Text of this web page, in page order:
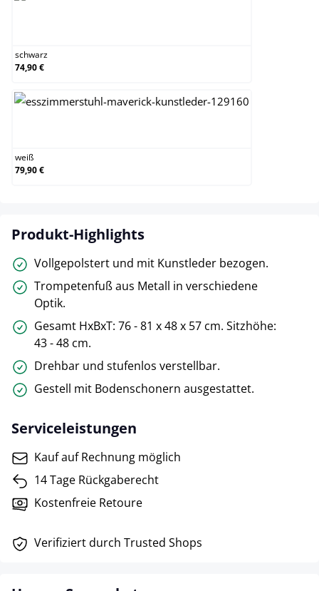
schwarz
74,90 €
weiß
79,90 €
Produkt-Highlights
Vollgepolstert und mit Kunstleder bezogen.
Trompetenfuß aus Metall in verschiedene
Optik.
Gesamt HxBxT: 76 - 81 x 48 x 57 cm. Sitzhöhe:
43 - 48 cm.
Drehbar und stufenlos verstellbar.
Gestell mit Bodenschonern ausgestattet.
Serviceleistungen
Kauf auf Rechnung möglich
14 Tage Rückgaberecht
Kostenfreie Retoure
Verifiziert durch Trusted Shops